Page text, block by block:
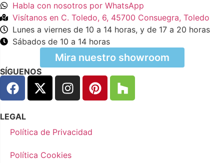
Habla con nosotros por WhatsApp
Visítanos en C. Toledo, 6, 45700 Consuegra, Toledo
Lunes a viernes de 10 a 14 horas, y de 17 a 20 horas
Sábados de 10 a 14 horas
Mira nuestro showroom
SÍGUENOS
LEGAL
Política de Privacidad
Política Cookies